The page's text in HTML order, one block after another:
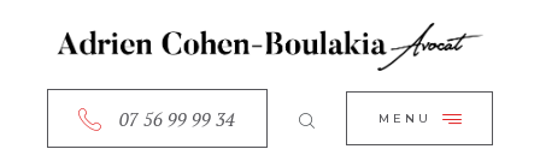
07 56 99 99 34 MENU
CLOSE
ACCUEIL
SERVICES